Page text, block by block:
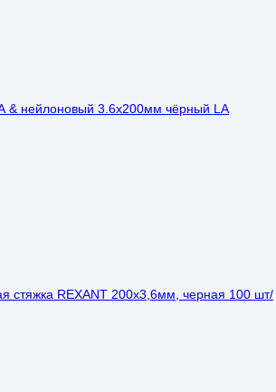
& нейлоновый 3.6x200мм чёрный LA
стяжка REXANT 200x3,6мм, черная 100 шт/